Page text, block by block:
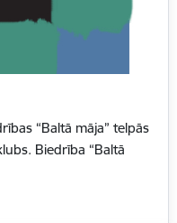
“Baltā māja” telpās
Biedrība “Baltā